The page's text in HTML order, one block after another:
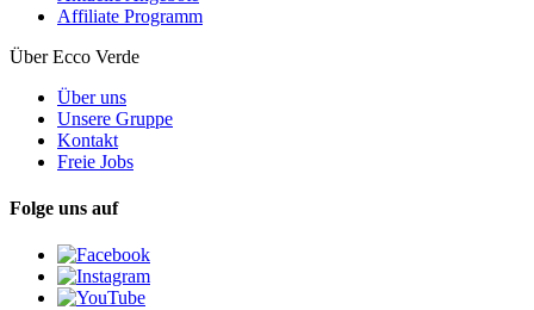
Affiliate Programm
Über Ecco Verde
Über uns
Unsere Gruppe
Kontakt
Freie Jobs
Folge uns auf